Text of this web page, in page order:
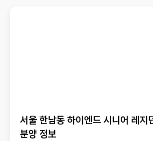
서울 한남동 하이엔드 시니어 레지
분양 정보